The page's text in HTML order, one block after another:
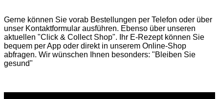
Gerne können Sie vorab Bestellungen per Telefon oder über
unser Kontaktformular ausführen. Ebenso über unseren
aktuellen "Click & Collect Shop". Ihr E-Rezept können Sie
bequem per App oder direkt in unserem Online-Shop
abfragen. Wir wünschen Ihnen besonders: "Bleiben Sie
gesund"